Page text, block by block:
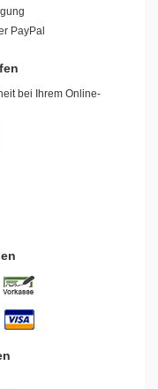
PayPal
bei Ihrem Online-